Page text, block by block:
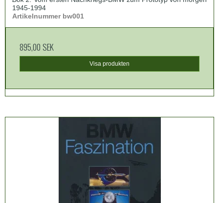
1945-1994
Artikelnummer bw001
895,00 SEK
Visa produkten